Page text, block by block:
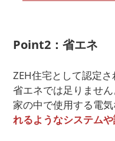
Point2：省エネ
ZEH住宅として認定
省エネでは足りません
家の中で使用する電
れるようなシステム